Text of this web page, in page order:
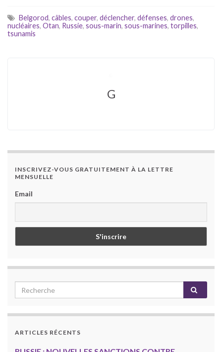
Belgorod, câbles, couper, déclencher, défenses, drones,
nucléaires, Otan, Russie, sous-marin, sous-marines, torpilles,
tsunamis
G
INSCRIVEZ-VOUS GRATUITEMENT À LA LETTRE
MENSUELLE
Email
ARTICLES RÉCENTS